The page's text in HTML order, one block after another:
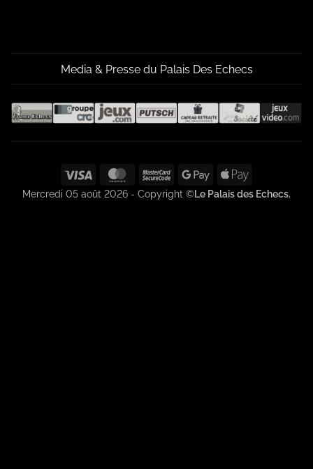
Media & Presse du Palais Des Echecs
Visa MasterCardMasterCard
2
Google
Pay
Apple
Pay
Mercredi 05 août 2026 - Copyright ©Le Palais des Echecs.